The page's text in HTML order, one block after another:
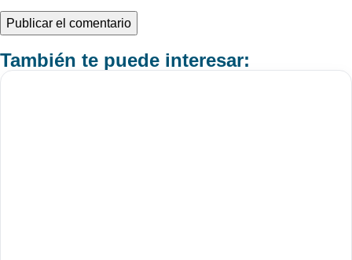
También te puede interesar: